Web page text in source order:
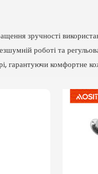
зручності
роботі та
гарантуючи комфортне